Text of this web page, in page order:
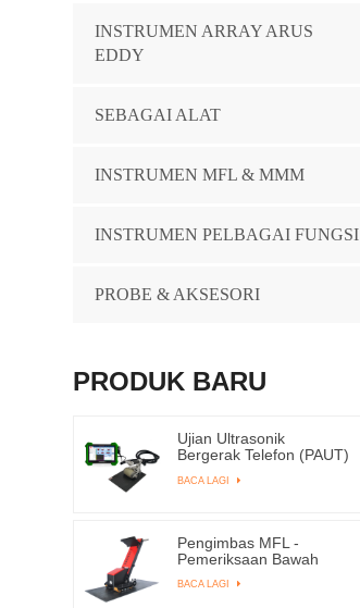
INSTRUMEN ARRAY ARUS
EDDY
SEBAGAI ALAT
INSTRUMEN MFL & MMM
INSTRUMEN PELBAGAI FUNGSI
PROBE & AKSESORI
PRODUK BARU
Ujian Ultrasonik
Bergerak Telefon (PAUT)
BACA LAGI
Pengimbas MFL -
Pemeriksaan Bawah
4000ME
BACA LAGI